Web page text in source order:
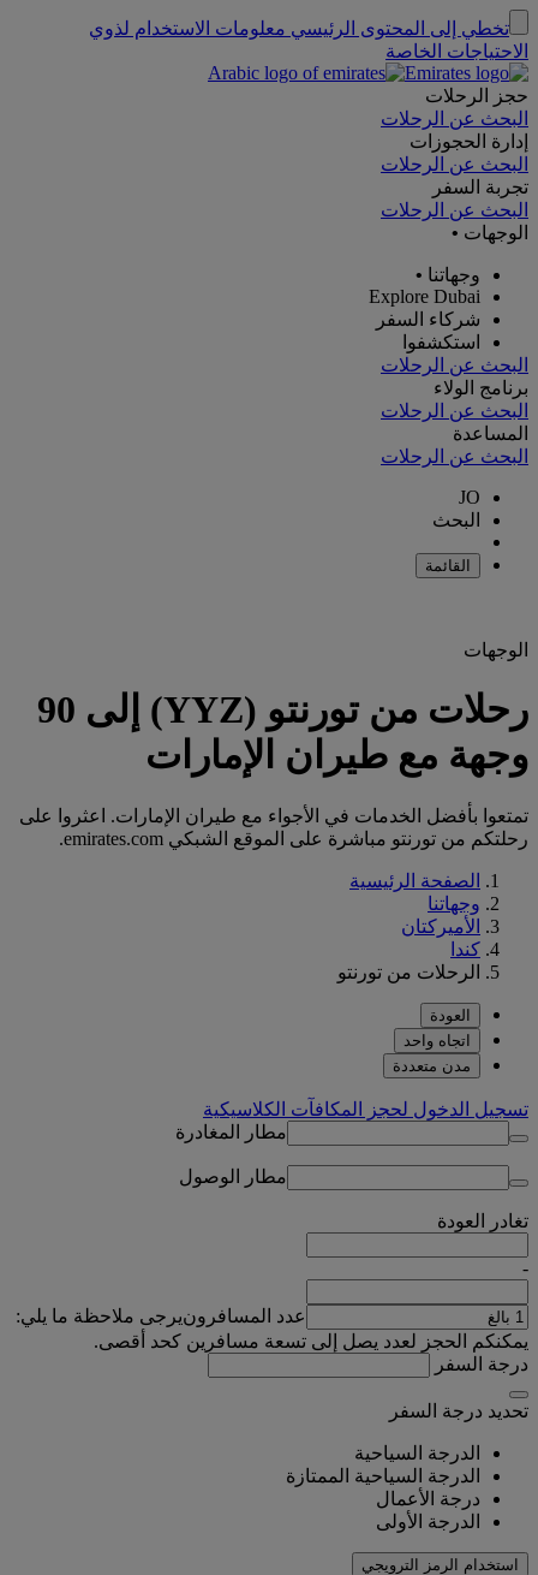
تخطي إلى المحتوى الرئيسي معلومات الاستخدام لذوي
الاحتياجات الخاصة
حجز الرحلات
البحث عن الرحلات
إدارة الحجوزات
البحث عن الرحلات
تجربة السفر
البحث عن الرحلات
الوجهات •
وجهاتنا •
Explore Dubai
شركاء السفر
استكشفوا
البحث عن الرحلات
برنامج الولاء
البحث عن الرحلات
المساعدة
البحث عن الرحلات
JO
البحث
القائمة
الوجهات
رحلات من تورنتو (YYZ) إلى 90
وجهة مع طيران الإمارات
تمتعوا بأفضل الخدمات في الأجواء مع طيران الإمارات. اعثروا على
رحلتكم من تورنتو مباشرة على الموقع الشبكي emirates.com.
الصفحة الرئيسية
وجهاتنا
الأميركتان
كندا
الرحلات من تورنتو
العودة
اتجاه واحد
مدن متعددة
تسجيل الدخول لحجز المكافآت الكلاسيكية
مطار المغادرة
مطار الوصول
تغادر العودة
-
عدد المسافرونيرجى ملاحظة ما يلي:
يمكنكم الحجز لعدد يصل إلى تسعة مسافرين كحد أقصى.
درجة السفر
تحديد درجة السفر
الدرجة السياحية
الدرجة السياحية الممتازة
درجة الأعمال
الدرجة الأولى
استخدام الرمز الترويجي